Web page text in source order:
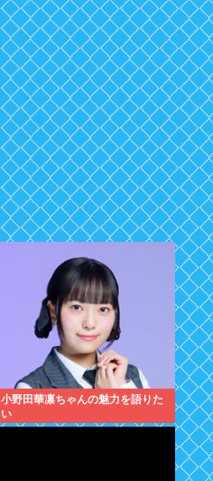
小野田華凛ちゃんの魅力を語りた
い